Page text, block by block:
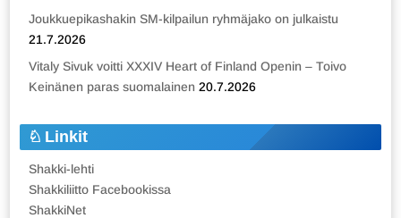
Joukkuepikashakin SM-kilpailun ryhmäjako on julkaistu
21.7.2026
Vitaly Sivuk voitti XXXIV Heart of Finland Openin – Toivo
Keinänen paras suomalainen 20.7.2026
Linkit
Shakki-lehti
Shakkiliitto Facebookissa
ShakkiNet